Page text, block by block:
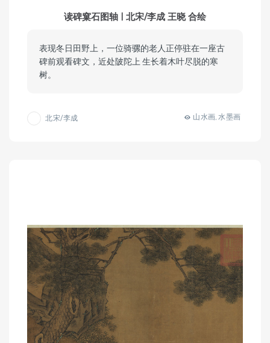
读碑窠石图轴 | 北宋/李成 王晓 合绘
表现冬日田野上，一位骑骡的老人正停驻在一座古
碑前观看碑文，近处陂陀上 生长着木叶尽脱的寒
树。
北宋/李成 山水画,水墨画